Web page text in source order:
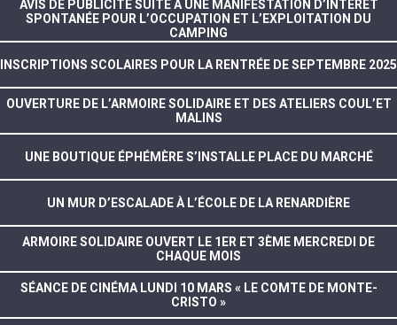
AVIS DE PUBLICITÉ SUITE À UNE MANIFESTATION D’INTÉRÊT
SPONTANÉE POUR L’OCCUPATION ET L’EXPLOITATION DU
CAMPING
INSCRIPTIONS SCOLAIRES POUR LA RENTRÉE DE SEPTEMBRE 2025
OUVERTURE DE L’ARMOIRE SOLIDAIRE ET DES ATELIERS COUL’ET
MALINS
UNE BOUTIQUE ÉPHÉMÈRE S’INSTALLE PLACE DU MARCHÉ
UN MUR D’ESCALADE À L’ÉCOLE DE LA RENARDIÈRE
ARMOIRE SOLIDAIRE OUVERT LE 1ER ET 3ÈME MERCREDI DE
CHAQUE MOIS
SÉANCE DE CINÉMA LUNDI 10 MARS « LE COMTE DE MONTE-
CRISTO »